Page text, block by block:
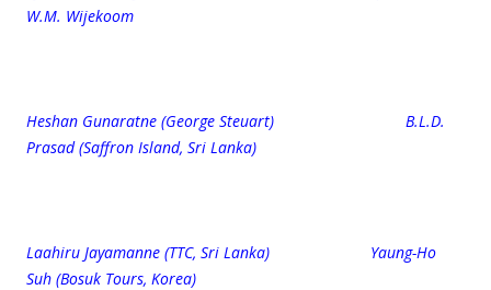
W.M. Wijekoom
Heshan Gunaratne (George Steuart) B.L.D.
Prasad (Saffron Island, Sri Lanka)
Laahiru Jayamanne (TTC, Sri Lanka) Yaung-Ho
Suh (Bosuk Tours, Korea)